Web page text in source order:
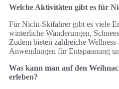
Welche Aktivitäten gibt es für
Für Nicht-Skifahrer gibt es viele
winterliche Wanderungen,
Zudem bieten zahlreiche
Anwendungen für Entspannung
Was kann man auf den
erleben?